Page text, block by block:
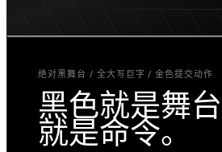
绝对黑舞台 / 全大写巨字 / 金色提交动作
黑色就是舞
就是命令。